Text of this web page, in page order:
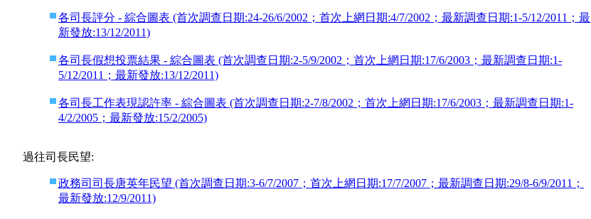
各司長評分 - 綜合圖表 (首次調查日期:24-26/6/2002；首次上網日期:4/7/2002；最新調查日期:1-5/12/2011；最
新發放:13/12/2011)
各司長假想投票結果 - 綜合圖表 (首次調查日期:2-5/9/2002；首次上網日期:17/6/2003；最新調查日期:1-
5/12/2011；最新發放:13/12/2011)
各司長工作表現認許率 - 綜合圖表 (首次調查日期:2-7/8/2002；首次上網日期:17/6/2003；最新調查日期:1-
4/2/2005；最新發放:15/2/2005)
過往司長民望:
政務司司長唐英年民望 (首次調查日期:3-6/7/2007；首次上網日期:17/7/2007；最新調查日期:29/8-6/9/2011；
最新發放:12/9/2011)